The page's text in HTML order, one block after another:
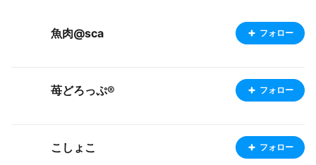
魚肉@sca フォロー
苺どろっぷ®️ フォロー
こしょこ フォロー